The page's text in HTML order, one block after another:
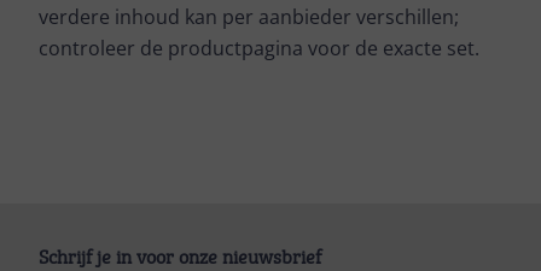
verdere inhoud kan per aanbieder verschillen;
controleer de productpagina voor de exacte set.
Schrijf je in voor onze nieuwsbrief